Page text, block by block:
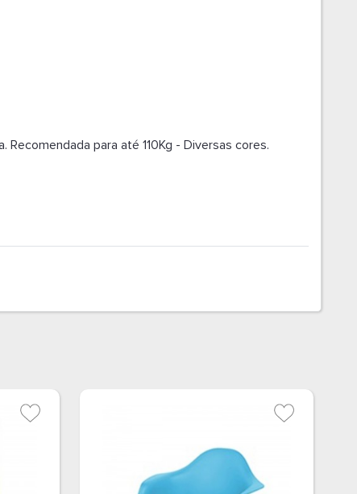
para até 110Kg - Diversas cores.